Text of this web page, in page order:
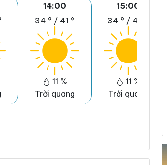
14:00
34 ° / 41 °
11 %
Trời quang
15:00
34 ° / 40 °
11 %
Trời quang